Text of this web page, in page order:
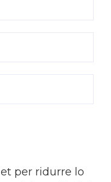
per ridurre lo